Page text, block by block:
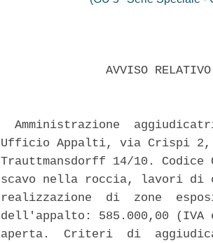
AVVISO
Amministrazione
Ufficio Appalti, via Crispi 2,
Trauttmansdorff 14/10.
scavo nella roccia, lavori di
realizzazione  di  zone
dell'appalto: 585.000,00 (IVA
aperta.  Criteri  di